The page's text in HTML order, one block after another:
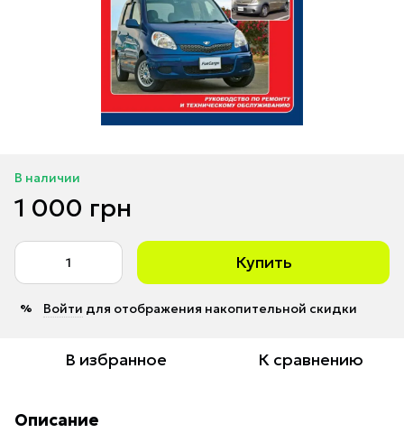
В наличии
1 000 грн
Купить
% Войти для отображения накопительной скидки
В избранное К сравнению
Описание